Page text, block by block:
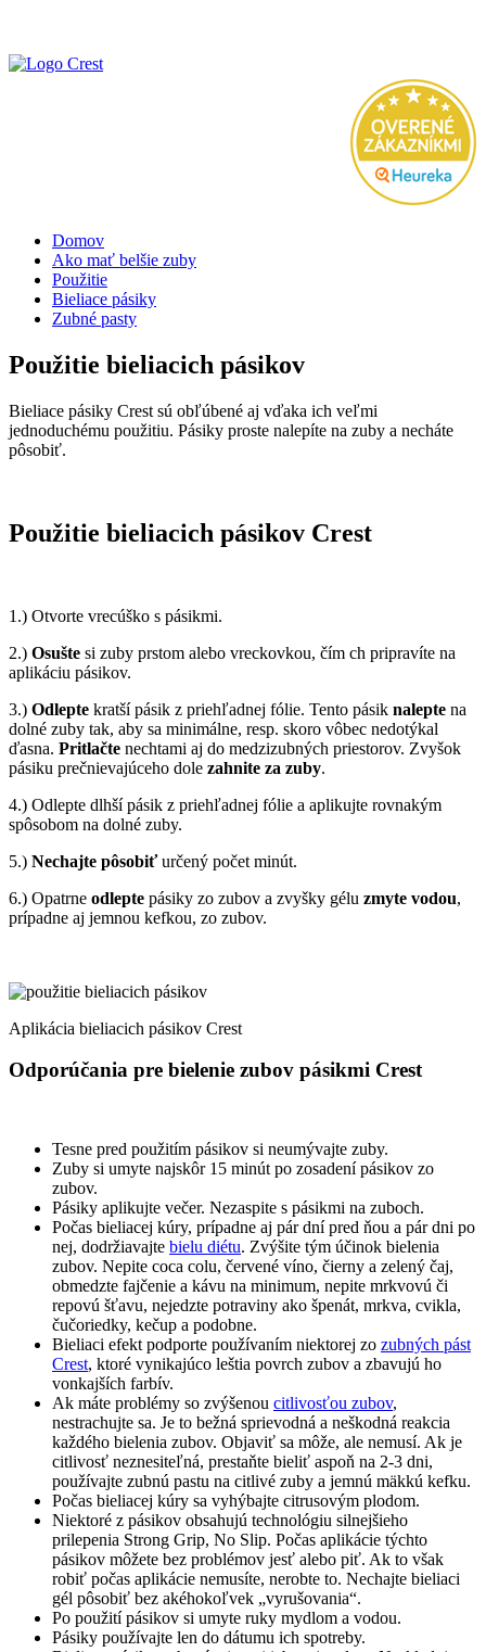
Domov
Ako mať belšie zuby
Použitie
Bieliace pásiky
Zubné pasty
Použitie bieliacich pásikov
Bieliace pásiky Crest sú obľúbené aj vďaka ich veľmi
jednoduchému použitiu. Pásiky proste nalepíte na zuby a necháte
pôsobiť.
Použitie bieliacich pásikov Crest
1.) Otvorte vrecúško s pásikmi.
2.) Osušte si zuby prstom alebo vreckovkou, čím ch pripravíte na
aplikáciu pásikov.
3.) Odlepte kratší pásik z priehľadnej fólie. Tento pásik nalepte na
dolné zuby tak, aby sa minimálne, resp. skoro vôbec nedotýkal
ďasna. Pritlačte nechtami aj do medzizubných priestorov. Zvyšok
pásiku prečnievajúceho dole zahnite za zuby.
4.) Odlepte dlhší pásik z priehľadnej fólie a aplikujte rovnakým
spôsobom na dolné zuby.
5.) Nechajte pôsobiťurčený počet minút.
6.) Opatrne odlepte pásiky zo zubov a zvyšky gélu zmyte vodou,
prípadne aj jemnou kefkou, zo zubov.
Aplikácia bieliacich pásikov Crest
Odporúčania pre bielenie zubov pásikmi Crest
Tesne pred použitím pásikov si neumývajte zuby.
Zuby si umyte najskôr 15 minút po zosadení pásikov zo
zubov.
Pásiky aplikujte večer. Nezaspite s pásikmi na zuboch.
Počas bieliacej kúry, prípadne aj pár dní pred ňou a pár dni po
nej, dodržiavajte bielu diétu. Zvýšite tým účinok bielenia
zubov. Nepite coca colu, červené víno, čierny a zelený čaj,
obmedzte fajčenie a kávu na minimum, nepite mrkvovú či
repovú šťavu, nejedzte potraviny ako špenát, mrkva, cvikla,
čučoriedky, kečup a podobne.
Bieliaci efekt podporte používaním niektorej zo zubných pást
Crest, ktoré vynikajúco leštia povrch zubov a zbavujú ho
vonkajších farbív.
Ak máte problémy so zvýšenou citlivosťou zubov,
nestrachujte sa. Je to bežná sprievodná a neškodná reakcia
každého bielenia zubov. Objaviť sa môže, ale nemusí. Ak je
citlivosť neznesiteľná, prestaňte bieliť aspoň na 2-3 dni,
používajte zubnú pastu na citlivé zuby a jemnú mäkkú kefku.
Počas bieliacej kúry sa vyhýbajte citrusovým plodom.
Niektoré z pásikov obsahujú technológiu silnejšieho
prilepenia Strong Grip, No Slip. Počas aplikácie týchto
pásikov môžete bez problémov jesť alebo piť. Ak to však
robiť počas aplikácie nemusíte, nerobte to. Nechajte bieliaci
gél pôsobiť bez akéhokoľvek „vyrušovania“.
Po použití pásikov si umyte ruky mydlom a vodou.
Pásiky používajte len do dátumu ich spotreby.